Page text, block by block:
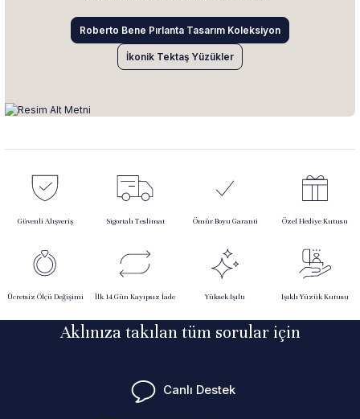
Roberto Bene Pırlanta Tasarım Koleksiyon
İkonik Tektaş Yüzükler
Güvenli Alışveriş Sigortalı Teslimat Ömür Boyu Garanti Özel Hediye Kutusu
Ücretsiz Ölçü Değişimi İlk 14 Gün Kayıpsız İade Yüksek Işıltı Işıklı Yüzük Kutusu
Aklınıza takılan tüm sorular için
Canlı Destek